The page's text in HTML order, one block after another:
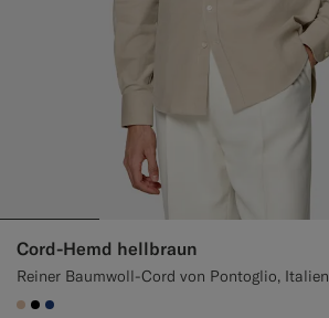
Cord-Hemd hellbraun
Reiner Baumwoll-Cord von Pontoglio, Italien